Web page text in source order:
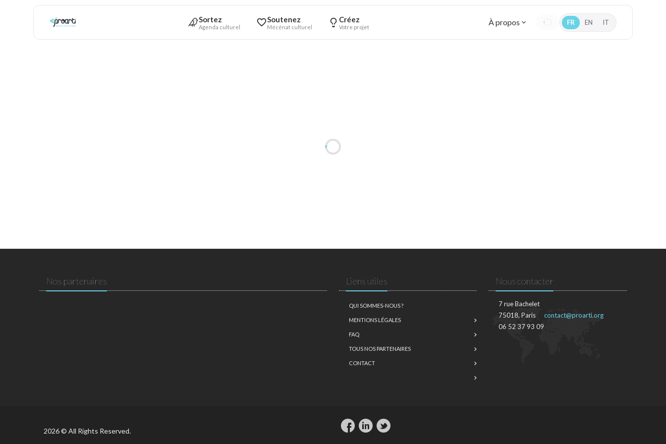
Sortez
Agenda culturel
Soutenez
Mécénat culturel
Créez
Votre projet À propos FR EN IT
Nos partenaires Liens utiles
QUI SOMMES-NOUS ?
MENTIONS LÉGALES
FAQ
TOUS NOS PARTENAIRES
CONTACT
Nous contacter
7 rue Bachelet
75018, Paris
06 52 37 93 09
contact@proarti.org
2026 © All Rights Reserved.